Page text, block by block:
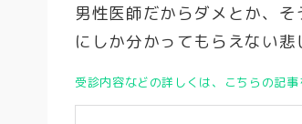
男性医師だからダメとか、
にしか分かってもらえない悲
受診内容などの詳しくは、こちらの記事